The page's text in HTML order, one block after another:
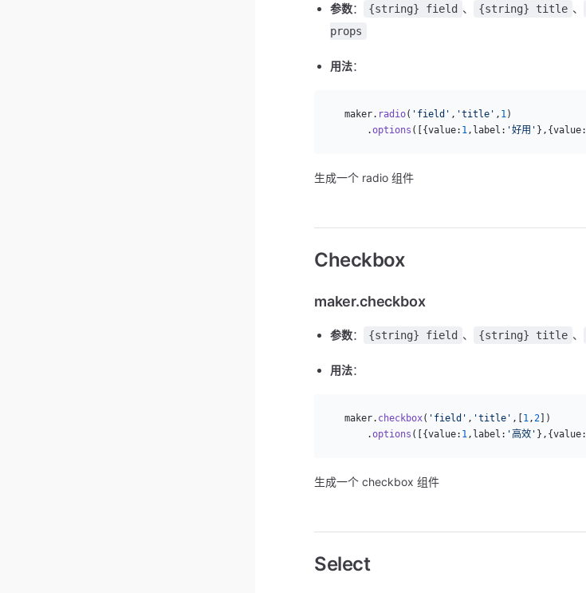
参数： {string} field 、 {string} title 、
props
用法：
  maker.
radio( 'field' , 'title' , 1)
      .
options ([{value: 1,label: '好用' },{value:
生成一个 radio 组件
Checkbox
maker.checkbox
参数： {string} field 、 {string} title 、
用法：
  maker.
checkbox( 'field' , 'title' ,[1,2])
      .
options ([{value: 1,label: '高效' },{value:
生成一个 checkbox 组件
Select